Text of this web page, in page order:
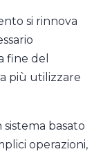
si rinnova
fine del
più utilizzare
basato
operazioni,